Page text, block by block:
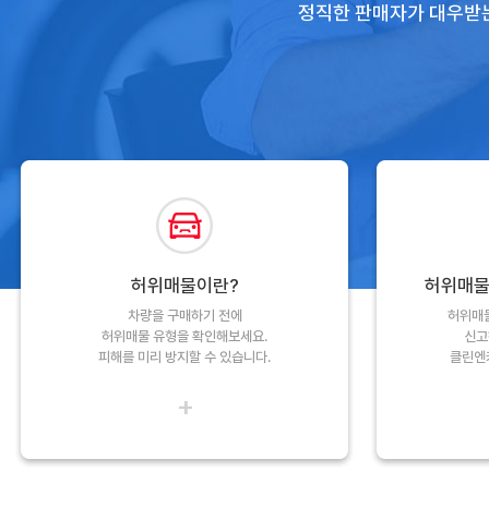
정직한 판매자가 대우
허위매물이란?
차량을 구매하기 전에
허위매물 유형을 확인해보세요.
피해를 미리 방지할 수 있습니다.
허위매
허위매
신
클린엔